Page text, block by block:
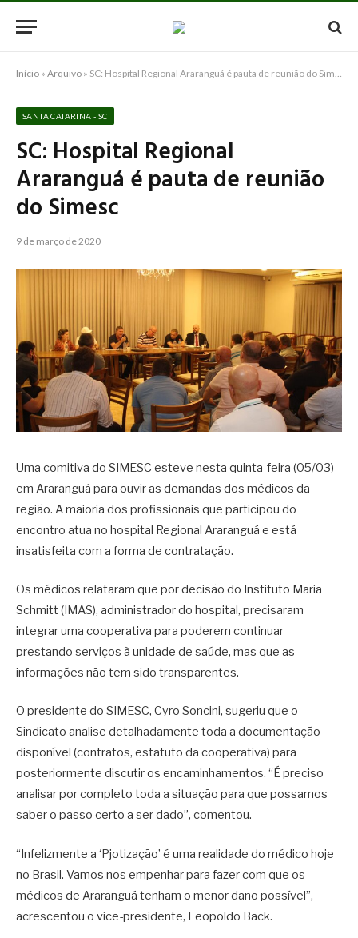
Início » Arquivo » SC: Hospital Regional Araranguá é pauta de reunião do Simesc
SANTA CATARINA - SC
SC: Hospital Regional
Araranguá é pauta de reunião
do Simesc
9 de março de 2020
Uma comitiva do SIMESC esteve nesta quinta-feira (05/03)
em Araranguá para ouvir as demandas dos médicos da
região. A maioria dos profissionais que participou do
encontro atua no hospital Regional Araranguá e está
insatisfeita com a forma de contratação.
Os médicos relataram que por decisão do Instituto Maria
Schmitt (IMAS), administrador do hospital, precisaram
integrar uma cooperativa para poderem continuar
prestando serviços à unidade de saúde, mas que as
informações não tem sido transparentes.
O presidente do SIMESC, Cyro Soncini, sugeriu que o
Sindicato analise detalhadamente toda a documentação
disponível (contratos, estatuto da cooperativa) para
posteriormente discutir os encaminhamentos. “É preciso
analisar por completo toda a situação para que possamos
saber o passo certo a ser dado”, comentou.
“Infelizmente a ‘Pjotização’ é uma realidade do médico hoje
no Brasil. Vamos nos empenhar para fazer com que os
médicos de Araranguá tenham o menor dano possível”,
acrescentou o vice-presidente, Leopoldo Back.